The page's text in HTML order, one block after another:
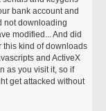
bank account and
not downloading
modified... And did
this kind of downloads
and ActiveX
as you visit it, so if
get attacked without